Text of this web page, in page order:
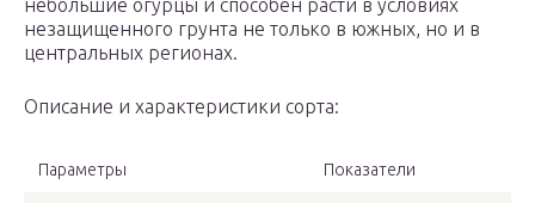
небольшие огурцы и способен расти в условиях
незащищенного грунта не только в южных, но и в
центральных регионах.
Описание и характеристики сорта:
Параметры Показатели